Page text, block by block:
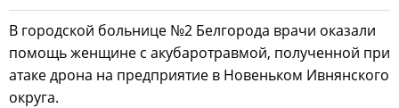
В городской больнице №2 Белгорода врачи оказали
помощь женщине с акубаротравмой, полученной при
атаке дрона на предприятие в Новеньком Ивнянского
округа.